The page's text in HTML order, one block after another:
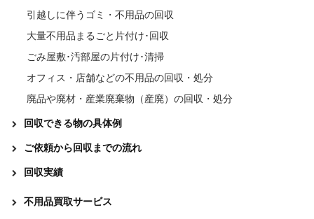
引越しに伴うゴミ・不用品の回収
大量不用品まるごと片付け･回収
ごみ屋敷･汚部屋の片付け･清掃
オフィス・店舗などの不用品の回収・処分
廃品や廃材・産業廃棄物（産廃）の回収・処分
回収できる物の具体例
ご依頼から回収までの流れ
回収実績
不用品買取サービス